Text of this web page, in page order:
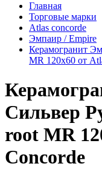
Главная
Торговые марки
Atlas concorde
Эмпаир / Empire
Керамогранит
MR 120x60 от
Сильвер
root MR
Concorde